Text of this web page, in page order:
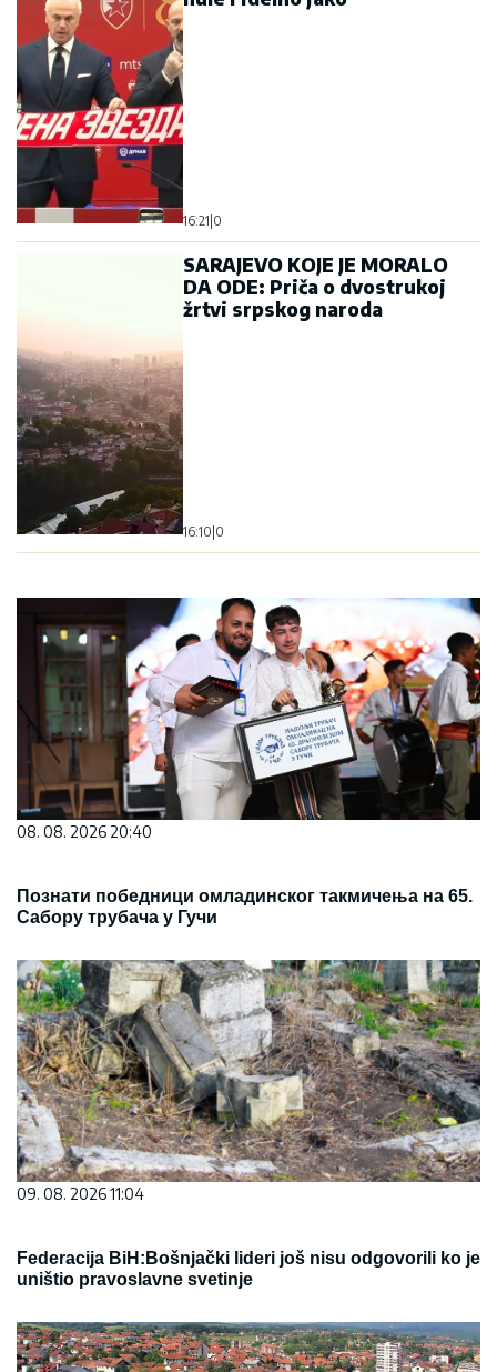
16:21 0
SARAJEVO KOJE JE MORALO
DA ODE: Priča o dvostrukoj
žrtvi srpskog naroda
16:10 0
08. 08. 2026 20:40
Познати победници омладинског такмичења на 65.
Сабору трубача у Гучи
09. 08. 2026 11:04
Federacija BiH:Bošnjački lideri još nisu odgovorili ko je
uništio pravoslavne svetinje